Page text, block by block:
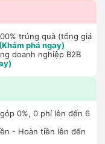
trúng quà (tổng giá
(Khám phá ngay)
doanh nghiệp B2B
0%, 0 phí lên đến 6
- Hoàn tiền lên đến